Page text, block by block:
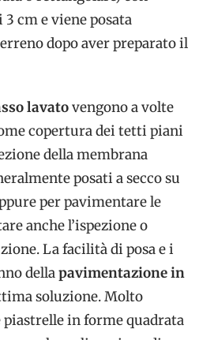
cm e viene posata
dopo aver preparato il
lavatovengono a volte
copertura dei tetti piani
della membrana
posati a secco su
per pavimentare le
anche l’ispezione o
La facilità di posa e i
dellapavimentazione in
soluzione. Molto
in forme quadrata